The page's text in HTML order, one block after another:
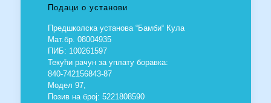
Подаци о установи
Предшколска установа “Бамби“ Кула
Мат.бр. 08004935
ПИБ: 100261597
Текући рачун за уплату боравка:
840-742156843-87
Модел 97,
Позив на број: 5221808590